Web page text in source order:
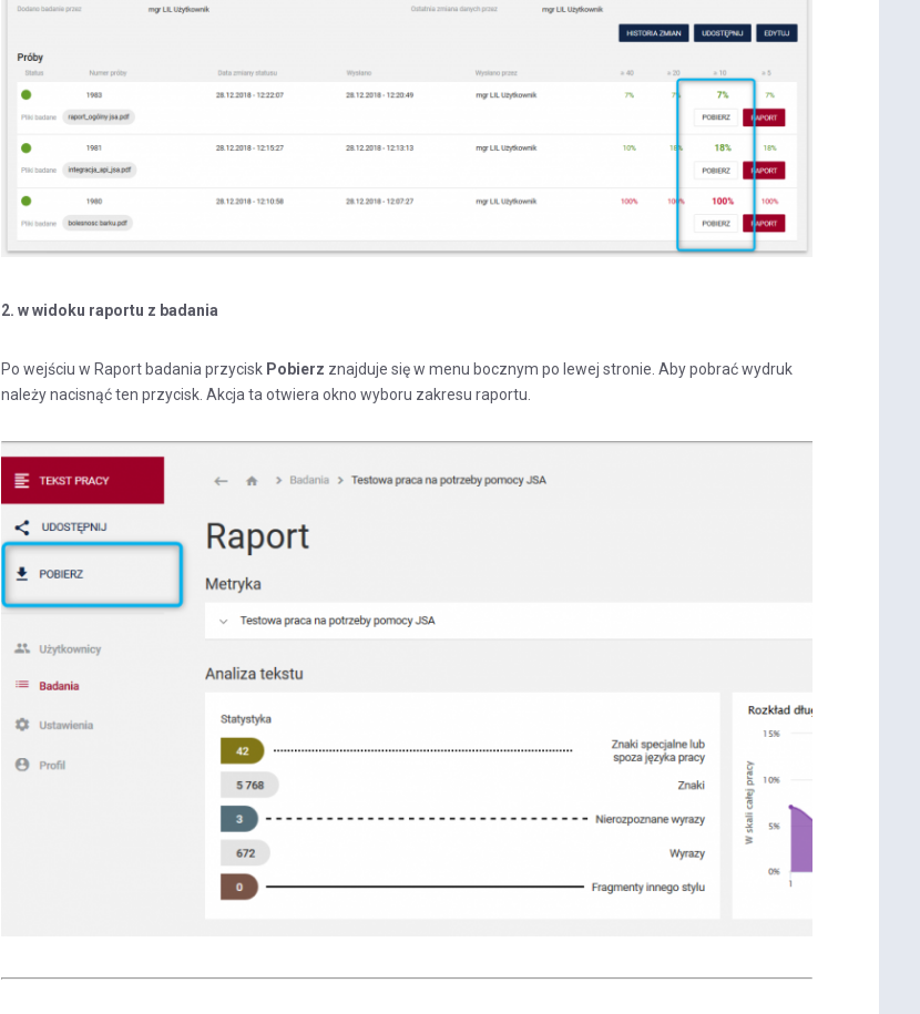
2. w widoku raportu z badania
Po wejściu w Raport badania przycisk Pobierz znajduje się w menu bocznym po lewej stronie. Aby pobrać wydruk
należy nacisnąć ten przycisk. Akcja ta otwiera okno wyboru zakresu raportu.